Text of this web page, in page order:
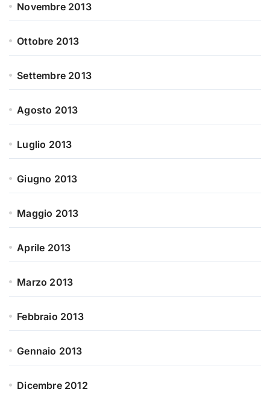
Novembre 2013
Ottobre 2013
Settembre 2013
Agosto 2013
Luglio 2013
Giugno 2013
Maggio 2013
Aprile 2013
Marzo 2013
Febbraio 2013
Gennaio 2013
Dicembre 2012